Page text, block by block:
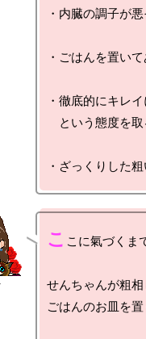
・内臓の調子が
・ごはんを置い
・徹底的にキレ
という態度を取
こ こに氣づくま
せんちゃんが粗
ごはんのお皿を